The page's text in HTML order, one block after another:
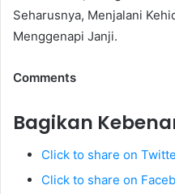
Seharusnya, Menjalani
Menggenapi Janji.
Comments
Bagikan
Click to share on
Click to share on